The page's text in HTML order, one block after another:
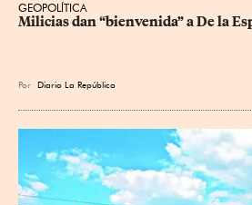
GEOPOLÍTICA
Milicias dan “bienvenida” a De la
Por Diario La República